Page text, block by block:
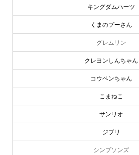
キングダムハーツ
くまのプーさん
グレムリン
クレヨンしんちゃん
コウペンちゃん
こまねこ
サンリオ
ジブリ
シンプソンズ